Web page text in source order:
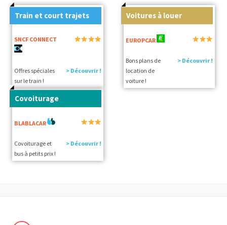
Train et court trajets
SNCF CONNECT
Offres spéciales
sur le train !
> Découvrir !
Voitures à louer
EUROPCAR
Bons plans de
location de
voiture !
> Découvrir !
Covoiturage
BLABLACAR
Covoiturage et
bus à petits prix !
> Découvrir !